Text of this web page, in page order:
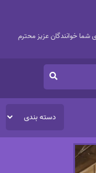
شما خوانندگان عزیز محترم